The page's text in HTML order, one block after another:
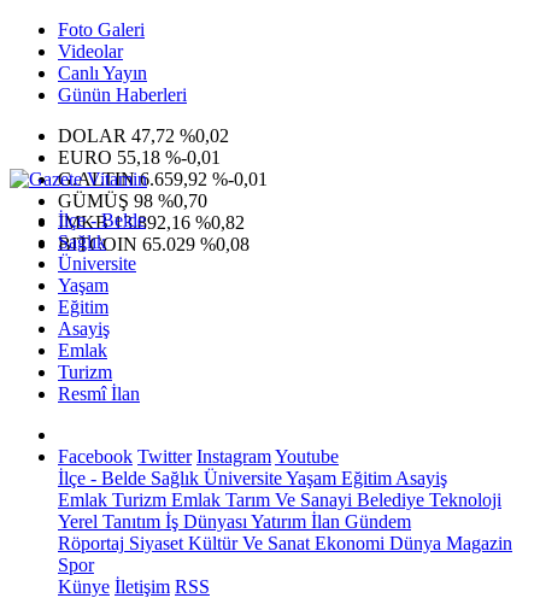
Foto Galeri
Videolar
Canlı Yayın
Günün Haberleri
DOLAR 47,72 %0,02
EURO 55,18 %-0,01
G.ALTIN6.659,92 %-0,01
GÜMÜŞ 98 %0,70
IMKB13.892,16 %0,82
BITCOIN 65.029 %0,08
İlçe - Belde
Sağlık
Üniversite
Yaşam
Eğitim
Asayiş
Emlak
Turizm
Resmî İlan
Facebook Twitter InstagramYoutube
İlçe - Belde Sağlık ÜniversiteYaşam Eğitim Asayiş
Emlak Turizm Emlak Tarım Ve Sanayi Belediye Teknoloji
Yerel Tanıtım İş Dünyası Yatırım İlan Gündem
Röportaj Siyaset Kültür Ve Sanat Ekonomi Dünya Magazin
Spor
Künye İletişim RSS